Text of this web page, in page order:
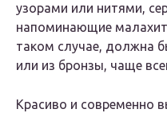
узорами или нитями,
напоминающие
таком случае, должна
или из бронзы, чаще
Красиво и современно